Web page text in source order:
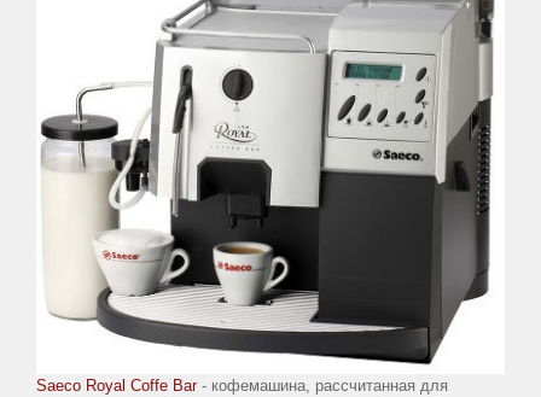
Статьи
о
кофемашинах
Справочная
информация
о
Saeco Royal Coffe Bar- кофемашина, рассчитанная для